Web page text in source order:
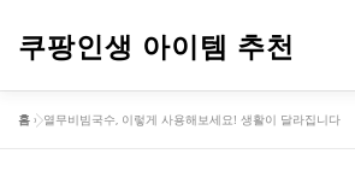
로
쿠팡인생 아이템 추천
홈 »열무비빔국수, 이렇게 사용해보세요! 생활이 달라집니다